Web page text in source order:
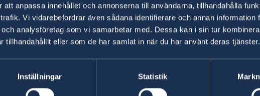
anpassa innehållet och annonserna till användarna, tillhandahålla
Vi vidarebefordrar även sådana identifierare och annan information
analysföretag som vi samarbetar med. Dessa kan i sin tur
tillhandahållit eller som de har samlat in när du har använt deras tjänster.
Inställningar Statistik
Resenärer rekommenderas att registrera sig på
ner appen UD Resklar.
För svar på konsulära frågor kontaktas svenska
Tel: +94 112307768
E-post:colombo@consulateofsweden.in